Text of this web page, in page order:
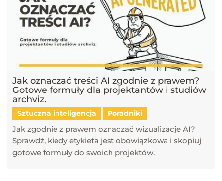
Jak oznaczać treści AI zgodnie z prawem?
Gotowe formuły dla projektantów i studiów
archviz.
Sztuczna inteligencja Poradniki
Jak zgodnie z prawem oznaczać wizualizacje AI?
Sprawdź, kiedy etykieta jest obowiązkowa i skopiuj
gotowe formuły do swoich projektów.